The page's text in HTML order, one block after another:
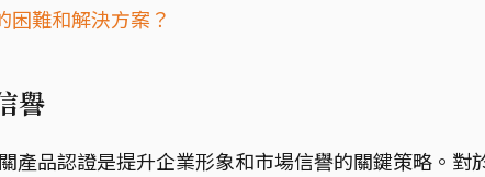
困難和解決方案？
譽
產品認證是提升企業形象和市場信譽的關鍵策略。對